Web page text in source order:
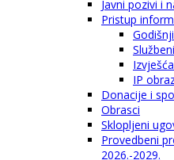
Javni pozivi i
Pristup
IP
Donacije i
Obrasci
Sklopljeni
Provedbeni
2026.-2029.